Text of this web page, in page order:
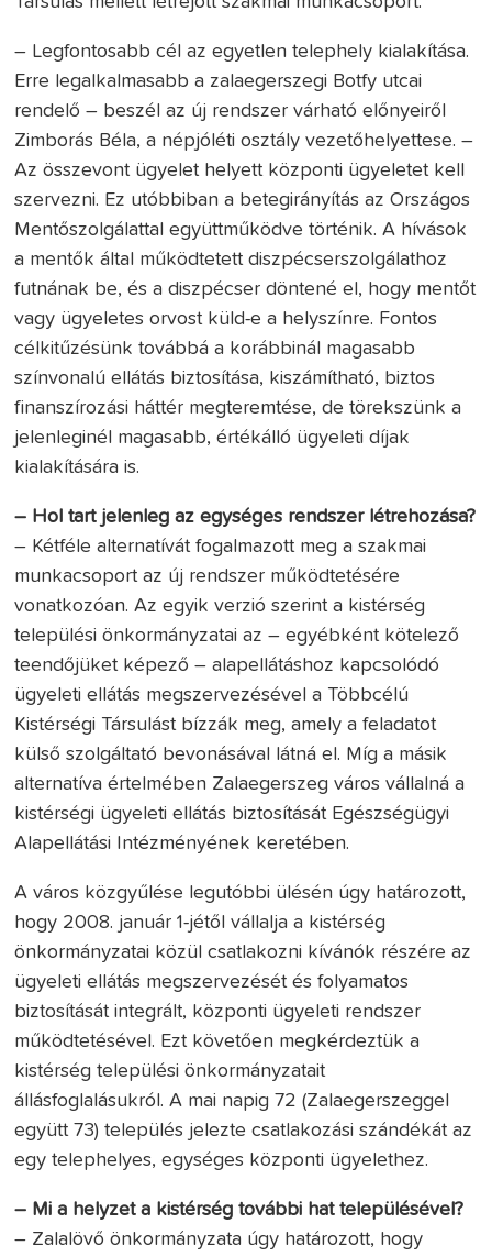
– Legfontosabb cél az egyetlen telephely kialakítása.
Erre legalkalmasabb a zalaegerszegi Botfy utcai
rendelő – beszél az új rendszer várható előnyeiről
Zimborás Béla, a népjóléti osztály vezetőhelyettese. –
Az összevont ügyelet helyett központi ügyeletet kell
szervezni. Ez utóbbiban a betegirányítás az Országos
Mentőszolgálattal együttműködve történik. A hívások
a mentők által működtetett diszpécserszolgálathoz
futnának be, és a diszpécser döntené el, hogy mentőt
vagy ügyeletes orvost küld-e a helyszínre. Fontos
célkitűzésünk továbbá a korábbinál magasabb
színvonalú ellátás biztosítása, kiszámítható, biztos
finanszírozási háttér megteremtése, de törekszünk a
jelenleginél magasabb, értékálló ügyeleti díjak
kialakítására is.
– Hol tart jelenleg az egységes rendszer létrehozása?
– Kétféle alternatívát fogalmazott meg a szakmai
munkacsoport az új rendszer működtetésére
vonatkozóan. Az egyik verzió szerint a kistérség
települési önkormányzatai az – egyébként kötelező
teendőjüket képező – alapellátáshoz kapcsolódó
ügyeleti ellátás megszervezésével a Többcélú
Kistérségi Társulást bízzák meg, amely a feladatot
külső szolgáltató bevonásával látná el. Míg a másik
alternatíva értelmében Zalaegerszeg város vállalná a
kistérségi ügyeleti ellátás biztosítását Egészségügyi
Alapellátási Intézményének keretében.
A város közgyűlése legutóbbi ülésén úgy határozott,
hogy 2008. január 1-jétől vállalja a kistérség
önkormányzatai közül csatlakozni kívánók részére az
ügyeleti ellátás megszervezését és folyamatos
biztosítását integrált, központi ügyeleti rendszer
működtetésével. Ezt követően megkérdeztük a
kistérség települési önkormányzatait
állásfoglalásukról. A mai napig 72 (Zalaegerszeggel
együtt 73) település jelezte csatlakozási szándékát az
egy telephelyes, egységes központi ügyelethez.
– Mi a helyzet a kistérség további hat településével?
– Zalalövő önkormányzata úgy határozott, hogy